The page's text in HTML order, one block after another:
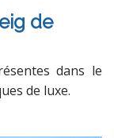
de
dans le
de luxe.